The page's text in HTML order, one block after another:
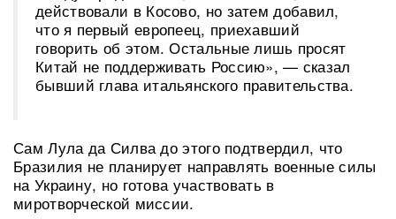
действовали в Косово, но затем добавил,
что я первый европеец, приехавший
говорить об этом. Остальные лишь просят
Китай не поддерживать Россию», — сказал
бывший глава итальянского правительства.
Сам Лула да Силва до этого подтвердил, что
Бразилия не планирует направлять военные силы
на Украину, но готова участвовать в
миротворческой миссии.